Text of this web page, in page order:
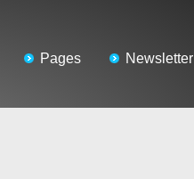
Pages Newsletter